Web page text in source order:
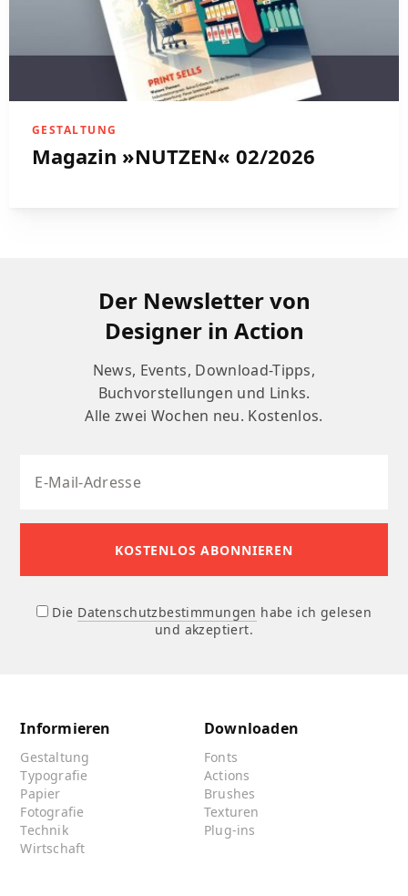
GESTALTUNG
Magazin »NUTZEN« 02/2026
Der Newsletter von
Designer in Action
News, Events, Download-Tipps,
Buchvorstellungen und Links.
Alle zwei Wochen neu. Kostenlos.
Die Datenschutzbestimmungen habe ich gelesen
und akzeptiert.
Informieren
Gestaltung
Typografie
Papier
Fotografie
Technik
Wirtschaft
Downloaden
Fonts
Actions
Brushes
Texturen
Plug-ins